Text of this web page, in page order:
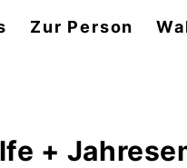
Zur Person
+